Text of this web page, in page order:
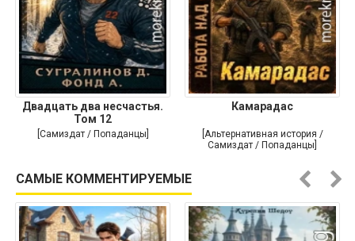
Двадцать два несчастья.
Том 12
[Самиздат / Попаданцы]
Камарадас
[Альтернативная история /
Самиздат / Попаданцы]
САМЫЕ КОММЕНТИРУЕМЫЕ